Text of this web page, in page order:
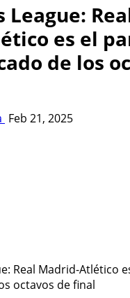
League:
es el
de los
Feb 21, 2025